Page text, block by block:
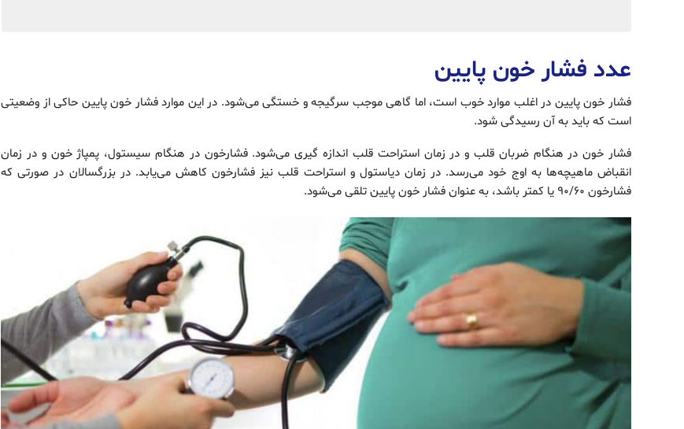
عدد فشار خون پایین
فشار خون پایین در اغلب موارد خوب است، اما گاهی موجب سرگیجه و خستگی می‌شود. در این موارد فشار خون پایین حاکی از وضعیتی
است که باید به آن رسیدگی شود.
فشار خون در هنگام ضربان قلب و در زمان استراحت قلب اندازه گیری می‌شود. فشارخون در هنگام سیستول، پمپاژ خون و در زمان
انقباض ماهیچه‌ها به اوج خود می‌رسد. در زمان دیاستول و استراحت قلب نیز فشارخون کاهش می‌یابد. در بزرگسالان در صورتی که
فشارخون 90/60 یا کمتر باشد، به عنوان فشار خون پایین تلقی می‌شود.